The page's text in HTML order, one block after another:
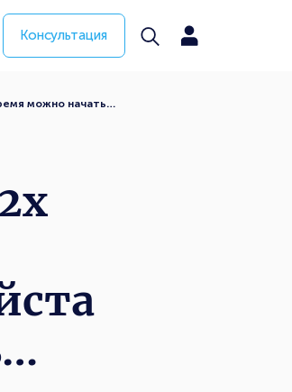
Консультация
можно начать…